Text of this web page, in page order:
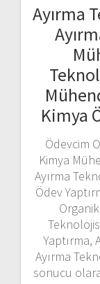
Ayırma
Kimya
Ödevcim
Kimya
Ayırma
Ödev
Yaptırma,
Ayırma
sonucu